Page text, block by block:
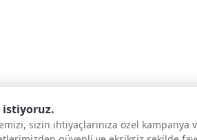
istiyoruz.
sizin ihtiyaçlarınıza özel